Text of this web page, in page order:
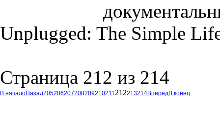
Unplugged: The Simple
Страница 212 из 214
В началоНазад205206207208209210211212213214ВпередВ конец